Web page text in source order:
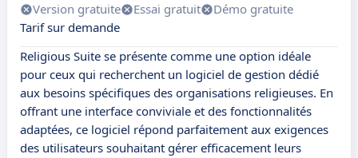
Version gratuite Essai gratuit
Démo gratuite
Tarif sur demande
Religious Suite se présente comme une option idéale
pour ceux qui recherchent un logiciel de gestion dédié
aux besoins spécifiques des organisations religieuses. En
offrant une interface conviviale et des fonctionnalités
adaptées, ce logiciel répond parfaitement aux exigences
des utilisateurs souhaitant gérer efficacement leurs